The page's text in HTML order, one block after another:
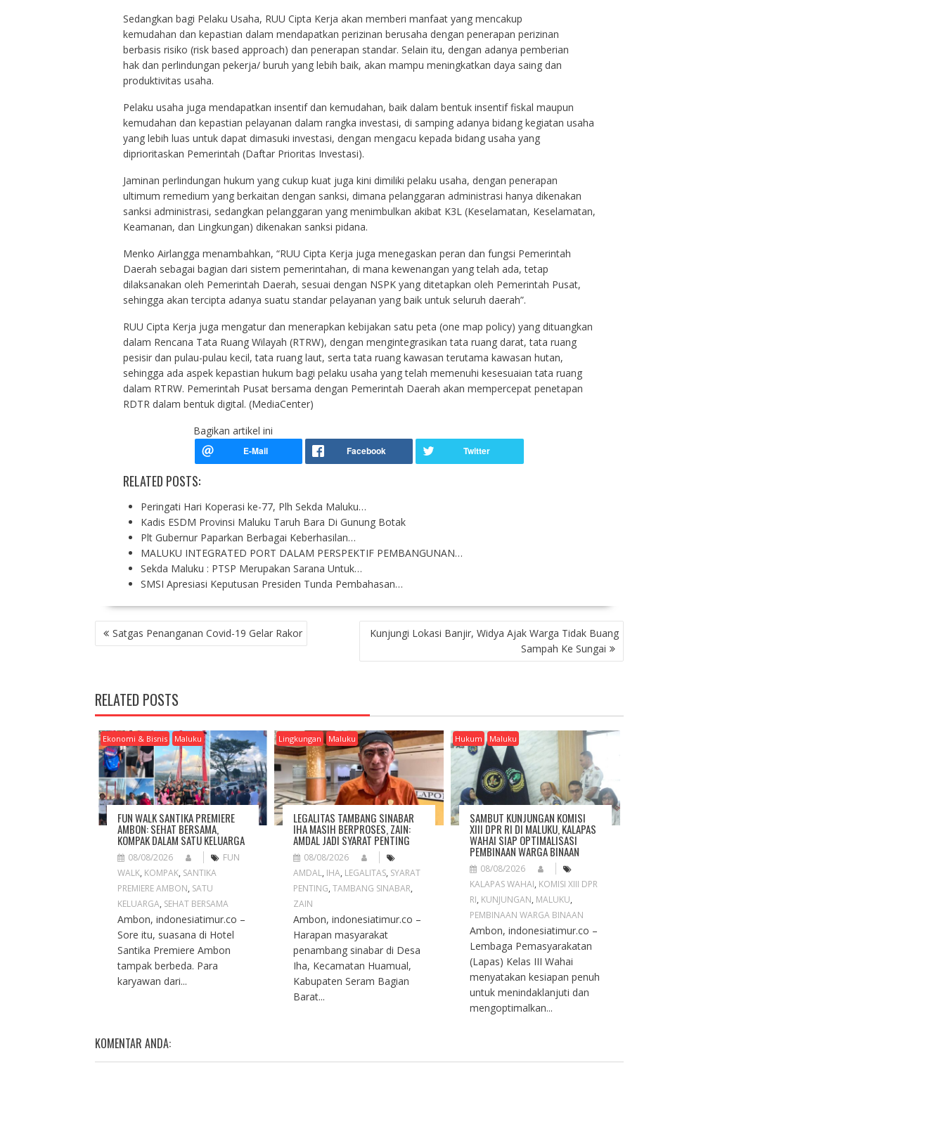
Sedangkan bagi Pelaku Usaha, RUU Cipta Kerja akan memberi manfaat yang mencakup
kemudahan dan kepastian dalam mendapatkan perizinan berusaha dengan penerapan perizinan
berbasis risiko (risk based approach) dan penerapan standar. Selain itu, dengan adanya pemberian
hak dan perlindungan pekerja/ buruh yang lebih baik, akan mampu meningkatkan daya saing dan
produktivitas usaha.
Pelaku usaha juga mendapatkan insentif dan kemudahan, baik dalam bentuk insentif fiskal maupun
kemudahan dan kepastian pelayanan dalam rangka investasi, di samping adanya bidang kegiatan usaha
yang lebih luas untuk dapat dimasuki investasi, dengan mengacu kepada bidang usaha yang
diprioritaskan Pemerintah (Daftar Prioritas Investasi).
Jaminan perlindungan hukum yang cukup kuat juga kini dimiliki pelaku usaha, dengan penerapan
ultimum remedium yang berkaitan dengan sanksi, dimana pelanggaran administrasi hanya dikenakan
sanksi administrasi, sedangkan pelanggaran yang menimbulkan akibat K3L (Keselamatan, Keselamatan,
Keamanan, dan Lingkungan) dikenakan sanksi pidana.
Menko Airlangga menambahkan, “RUU Cipta Kerja juga menegaskan peran dan fungsi Pemerintah
Daerah sebagai bagian dari sistem pemerintahan, di mana kewenangan yang telah ada, tetap
dilaksanakan oleh Pemerintah Daerah, sesuai dengan NSPK yang ditetapkan oleh Pemerintah Pusat,
sehingga akan tercipta adanya suatu standar pelayanan yang baik untuk seluruh daerah”.
RUU Cipta Kerja juga mengatur dan menerapkan kebijakan satu peta (one map policy) yang dituangkan
dalam Rencana Tata Ruang Wilayah (RTRW), dengan mengintegrasikan tata ruang darat, tata ruang
pesisir dan pulau-pulau kecil, tata ruang laut, serta tata ruang kawasan terutama kawasan hutan,
sehingga ada aspek kepastian hukum bagi pelaku usaha yang telah memenuhi kesesuaian tata ruang
dalam RTRW. Pemerintah Pusat bersama dengan Pemerintah Daerah akan mempercepat penetapan
RDTR dalam bentuk digital. (MediaCenter)
Bagikan artikel ini
RELATED POSTS:
Peringati Hari Koperasi ke-77, Plh Sekda Maluku…
Kadis ESDM Provinsi Maluku Taruh Bara Di Gunung Botak
Plt Gubernur Paparkan Berbagai Keberhasilan…
MALUKU INTEGRATED PORT DALAM PERSPEKTIF PEMBANGUNAN…
Sekda Maluku : PTSP Merupakan Sarana Untuk…
SMSI Apresiasi Keputusan Presiden Tunda Pembahasan…
P
O
N
A
V
G
A
T
O
N
Satgas Penanganan Covid-19 Gelar Rakor
Kunjungi Lokasi Banjir, Widya Ajak Warga Tidak Buang
Sampah Ke Sungai
RELATED POSTS
Ekonomi & Bisnis Maluku
FUN WALK SANTIKA PREMIERE
AMBON: SEHAT BERSAMA,
KOMPAK DALAM SATU KELUARGA
08/08/2026
FUN
WALK, KOMPAK, SANTIKA
PREMIERE AMBON, SATU
KELUARGA, SEHAT BERSAMA
Ambon, indonesiatimur.co –
Sore itu, suasana di Hotel
Santika Premiere Ambon
tampak berbeda. Para
karyawan dari...
Lingkungan Maluku
LEGALITAS TAMBANG SINABAR
IHA MASIH BERPROSES, ZAIN:
AMDAL JADI SYARAT PENTING
08/08/2026
AMDAL, IHA, LEGALITAS, SYARAT
PENTING,TAMBANG SINABAR,
ZAIN
Ambon, indonesiatimur.co –
Harapan masyarakat
penambang sinabar di Desa
Iha, Kecamatan Huamual,
Kabupaten Seram Bagian
Barat...
Hukum Maluku
SAMBUT KUNJUNGAN KOMISI
XIII DPR RI DI MALUKU, KALAPAS
WAHAI SIAP OPTIMALISASI
PEMBINAAN WARGA BINAAN
08/08/2026
KALAPAS WAHAI, KOMISI XIII DPR
RI, KUNJUNGAN, MALUKU,
PEMBINAAN WARGA BINAAN
Ambon, indonesiatimur.co –
Lembaga Pemasyarakatan
(Lapas) Kelas III Wahai
menyatakan kesiapan penuh
untuk menindaklanjuti dan
mengoptimalkan...
KOMENTAR ANDA: